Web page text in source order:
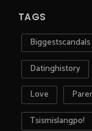
TAGS
Biggestscandals
Datinghistory
Love
Tsismislangpo!